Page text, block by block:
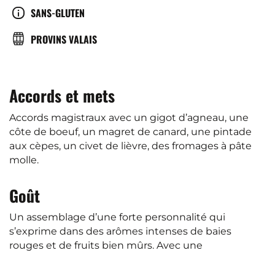
SERVICE
(°C)
CULTURE
SANS-GLUTEN
BRASSERIE
PROVINS VALAIS
Accords et mets
Accords magistraux avec un gigot d’agneau, une
côte de boeuf, un magret de canard, une pintade
aux cèpes, un civet de lièvre, des fromages à pâte
molle.
Goût
Un assemblage d’une forte personnalité qui
s’exprime dans des arômes intenses de baies
rouges et de fruits bien mûrs. Avec une